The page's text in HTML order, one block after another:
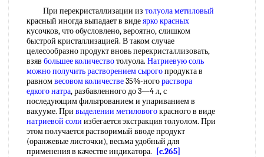
При перекристаллизации из толуола метиловый
красный иногда выпадает в видеярко красных
кусочков, что обусловлено, вероятно, слишком
быстрой кристаллизацией. В таком случае
целесообразно продукт вновь перекристаллизовать,
взяв большее количествотолуола. Натриевую соль
можно получитьрастворением сырогопродукта в
равномвесовом количестве35%-ногораствора
едкого натра, разбавленного до 3—4 л, с
последующим фильтрованием и упариванием в
вакууме. При выделении метиловогокрасного в виде
натриевой соли избегается экстракция толуолом. При
этом получается растворимый вводе продукт
(оранжевые листочки), весьма удобный для
применения в качестве индикатора.
[c.265]